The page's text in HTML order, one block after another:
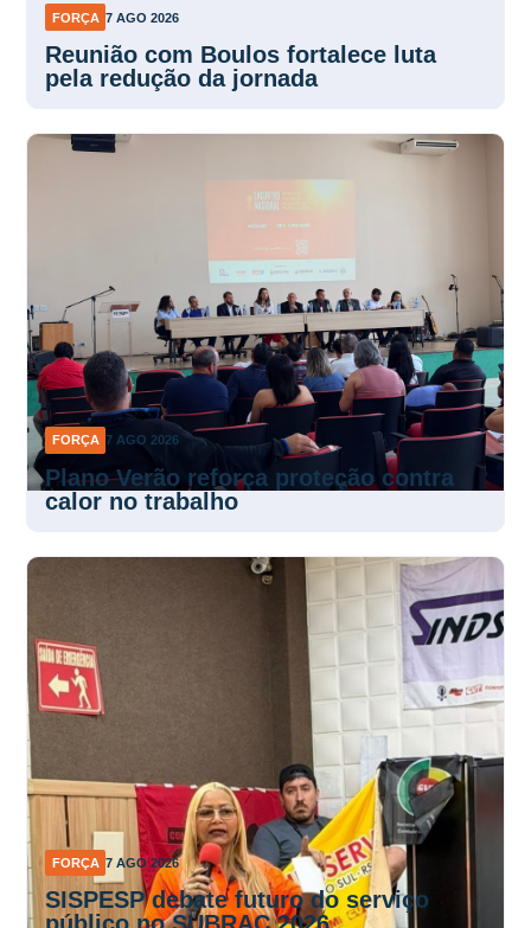
FORÇA 7 AGO 2026
Reunião com Boulos fortalece luta
pela redução da jornada
FORÇA 7 AGO 2026
Plano Verão reforça proteção contra
calor no trabalho
FORÇA 7 AGO 2026
SISPESP debate futuro do serviço